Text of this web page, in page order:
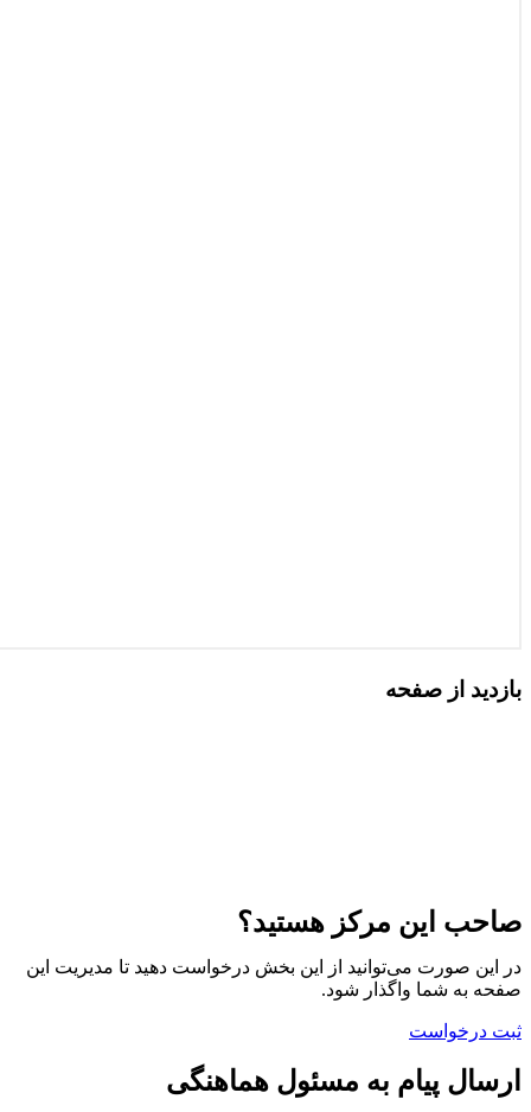
بازدید از صفحه
صاحب این مرکز هستید؟
در این صورت می‌توانید از این بخش درخواست دهید تا مدیریت این
صفحه به شما واگذار شود.
ثبت درخواست
ارسال پیام به مسئول هماهنگی